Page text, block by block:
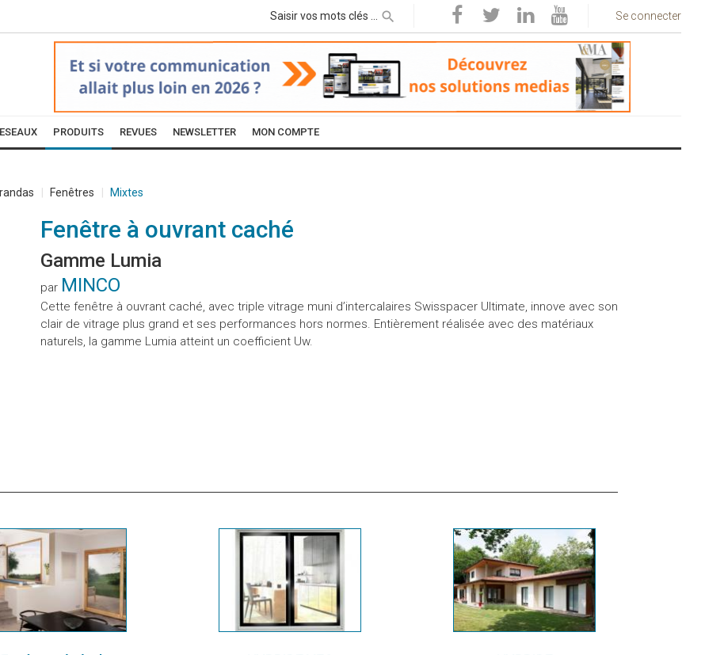
Se connecter
PRODUITS REVUES NEWSLETTER MON COMPTE
Fenêtres Mixtes
Fenêtre à ouvrant caché
Gamme Lumia
par MINCO
Cette fenêtre à ouvrant caché, avec triple vitrage muni d’intercalaires Swisspacer Ultimate, innove avec son
clair de vitrage plus grand et ses performances hors normes. Entièrement réalisée avec des matériaux
naturels, la gamme Lumia atteint un coefficient Uw.